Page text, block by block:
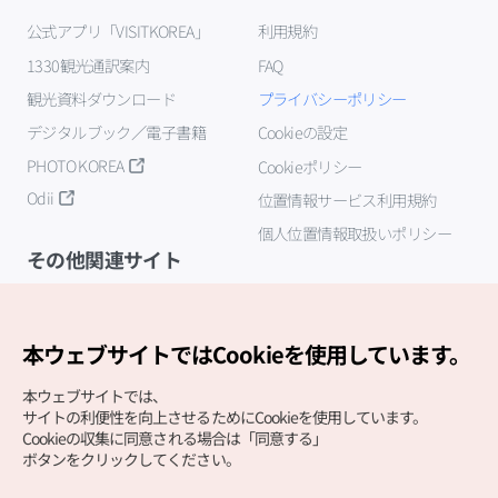
公式アプリ「VISITKOREA」
1330観光通訳案内
観光資料ダウンロード
デジタルブック／電子書籍
PHOTO KOREA
Odii
利用規約
FAQ
プライバシーポリシー
Cookieの設定
Cookieポリシー
位置情報サービス利用規約
個人位置情報取扱いポリシー
その他関連サイト
本ウェブサイトではCookieを使用しています。
本ウェブサイトでは、
サイトの利便性を向上させるためにCookieを使用しています。
Cookieの収集に同意される場合は「同意する」
ボタンをクリックしてください。